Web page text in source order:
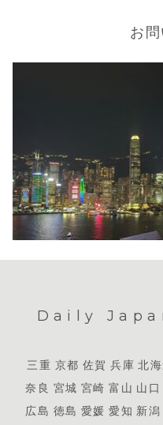
お
Daily
三重 京都 佐賀 兵庫 北
奈良 宮城 宮崎 富山 山口
広島 徳島 愛媛 愛知 新潟